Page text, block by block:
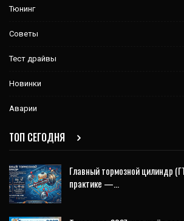
Тюнинг
Советы
Тест драйвы
Новинки
Аварии
ТОП СЕГОДНЯ
Главный тормозной цилиндр
практике —…